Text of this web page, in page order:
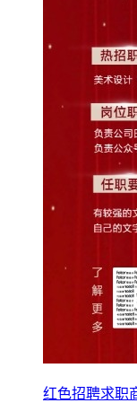
红色招聘求职